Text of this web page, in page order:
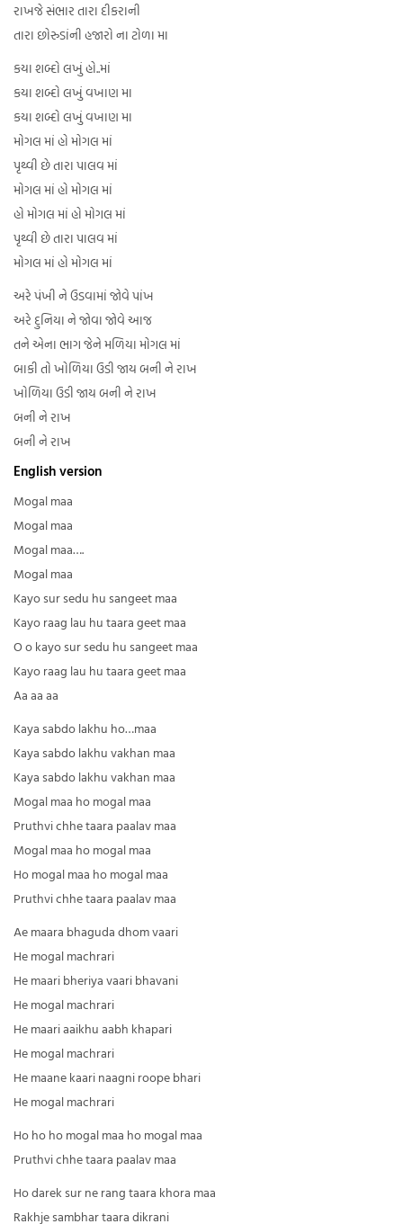
રાખજે સંભાર તારા દીકરાની
તારા છોરુડાંની હજારો ના ટોળા મા
કયા શબ્દો લખું હો..માં
કયા શબ્દો લખું વખાણ મા
કયા શબ્દો લખું વખાણ મા
મોગલ માં હો મોગલ માં
પૃથ્વી છે તારા પાલવ માં
મોગલ માં હો મોગલ માં
હો મોગલ માં હો મોગલ માં
પૃથ્વી છે તારા પાલવ માં
મોગલ માં હો મોગલ માં
અરે પંખી ને ઉડવામાં જોવે પાંખ
અરે દુનિયા ને જોવા જોવે આજ
તને એના ભાગ જેને મળિયા મોગલ માં
બાકી તો ખોળિયા ઉડી જાય બની ને રાખ
ખોળિયા ઉડી જાય બની ને રાખ
બની ને રાખ
બની ને રાખ
English version
Mogal maa
Mogal maa
Mogal maa….
Mogal maa
Kayo sur sedu hu sangeet maa
Kayo raag lau hu taara geet maa
O o kayo sur sedu hu sangeet maa
Kayo raag lau hu taara geet maa
Aa aa aa
Kaya sabdo lakhu ho…maa
Kaya sabdo lakhu vakhan maa
Kaya sabdo lakhu vakhan maa
Mogal maa ho mogal maa
Pruthvi chhe taara paalav maa
Mogal maa ho mogal maa
Ho mogal maa ho mogal maa
Pruthvi chhe taara paalav maa
Ae maara bhaguda dhom vaari
He mogal machrari
He maari bheriya vaari bhavani
He mogal machrari
He maari aaikhu aabh khapari
He mogal machrari
He maane kaari naagni roope bhari
He mogal machrari
Ho ho ho mogal maa ho mogal maa
Pruthvi chhe taara paalav maa
Ho darek sur ne rang taara khora maa
Rakhje sambhar taara dikrani